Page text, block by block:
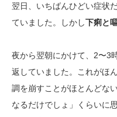
翌日、いちばんひどい症状
ていました。しかし下痢と
夜から翌朝にかけて、2〜3
返していました。これがほ
調を崩すことがほとんどな
なるだけでしょ」くらいに